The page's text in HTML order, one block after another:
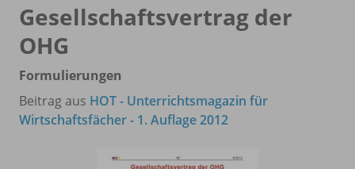
Gesellschaftsvertrag der
OHG
Formulierungen
Beitrag aus HOT - Unterrichtsmagazin für
Wirtschaftsfächer - 1. Auflage 2012